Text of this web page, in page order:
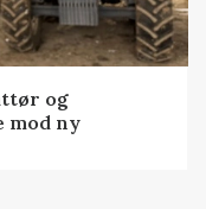
og
mod ny